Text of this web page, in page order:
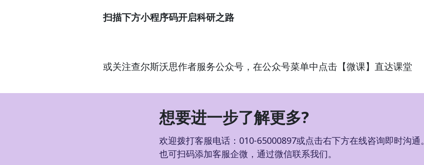
扫描下方小程序码开启科研之路
或关注查尔斯沃思作者服务公众号，在公众号菜单中点击【微课】直达课堂
想要进一步了解更多?
欢迎拨打客服电话：010-65000897或点击右下方在线咨询即时沟通。
也可扫码添加客服企微，通过微信联系我们。